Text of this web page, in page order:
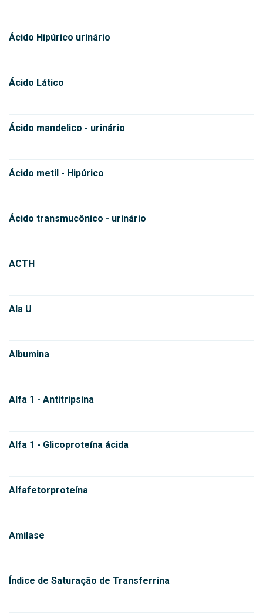
Ácido Hipúrico urinário
Ácido Lático
Ácido mandelico - urinário
Ácido metil - Hipúrico
Ácido transmucônico - urinário
ACTH
Ala U
Albumina
Alfa 1 - Antitripsina
Alfa 1 - Glicoproteína ácida
Alfafetorproteína
Amilase
Índice de Saturação de Transferrina